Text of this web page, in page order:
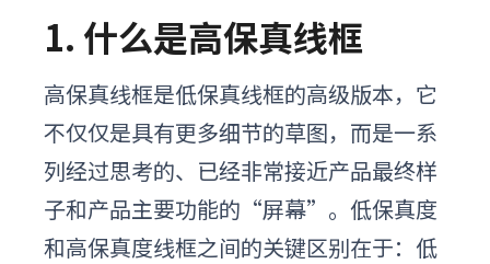
1. 什么是高保真线框
高保真线框是低保真线框的高级版本， 它
不仅仅是具有更多细节的草图，而是一系
列经过思考的、已经非常接近产品最终样
子和产品主要功能的“屏幕”。 低保真度
和高保真度线框之间的关键区别在于： 低